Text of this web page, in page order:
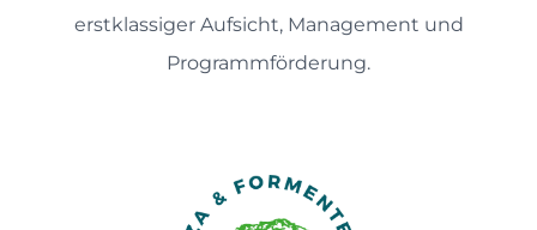
erstklassiger Aufsicht, Management und
Programmförderung.